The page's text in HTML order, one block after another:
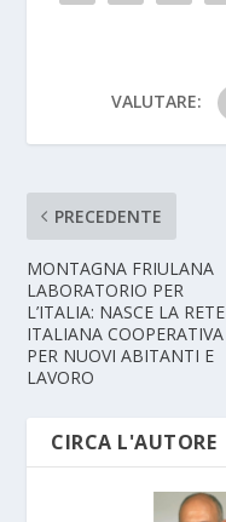
VALUTARE:
PRECEDENTE
MONTAGNA FRIULANA
LABORATORIO PER
L’ITALIA: NASCE LA RETE
ITALIANA COOPERATIVA
PER NUOVI ABITANTI E
LAVORO
CIRCA L'AUTORE